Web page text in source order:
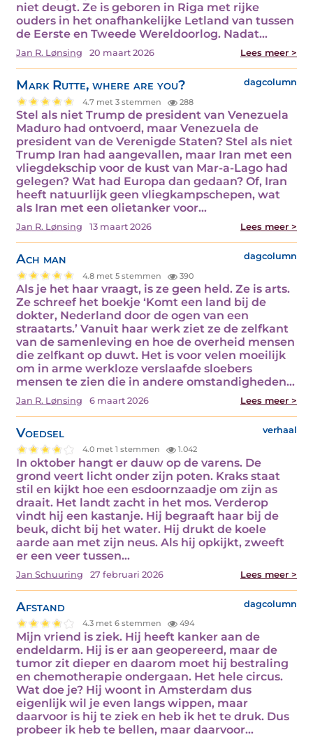
niet deugt. Ze is geboren in Riga met rijke
ouders in het onafhankelijke Letland van tussen
de Eerste en Tweede Wereldoorlog. Nadat…
Jan R. Lønsing 20 maart 2026 Lees meer >
Mark Rutte, where are you? dagcolumn
4.7 met 3 stemmen 288
Stel als niet Trump de president van Venezuela
Maduro had ontvoerd, maar Venezuela de
president van de Verenigde Staten? Stel als niet
Trump Iran had aangevallen, maar Iran met een
vliegdekschip voor de kust van Mar-a-Lago had
gelegen? Wat had Europa dan gedaan? Of, Iran
heeft natuurlijk geen vliegkampschepen, wat
als Iran met een olietanker voor…
Jan R. Lønsing 13 maart 2026 Lees meer >
Ach man dagcolumn
4.8 met 5 stemmen 390
Als je het haar vraagt, is ze geen held. Ze is arts.
Ze schreef het boekje ‘Komt een land bij de
dokter, Nederland door de ogen van een
straatarts.’ Vanuit haar werk ziet ze de zelfkant
van de samenleving en hoe de overheid mensen
die zelfkant op duwt. Het is voor velen moeilijk
om in arme werkloze verslaafde sloebers
mensen te zien die in andere omstandigheden…
Jan R. Lønsing 6 maart 2026 Lees meer >
Voedsel verhaal
4.0 met 1 stemmen 1.042
In oktober hangt er dauw op de varens. De
grond veert licht onder zijn poten. Kraks staat
stil en kijkt hoe een esdoornzaadje om zijn as
draait. Het landt zacht in het mos. Verderop
vindt hij een kastanje. Hij begraaft haar bij de
beuk, dicht bij het water. Hij drukt de koele
aarde aan met zijn neus. Als hij opkijkt, zweeft
er een veer tussen…
Jan Schuuring 27 februari 2026 Lees meer >
Afstand dagcolumn
4.3 met 6 stemmen 494
Mijn vriend is ziek. Hij heeft kanker aan de
endeldarm. Hij is er aan geopereerd, maar de
tumor zit dieper en daarom moet hij bestraling
en chemotherapie ondergaan. Het hele circus.
Wat doe je? Hij woont in Amsterdam dus
eigenlijk wil je even langs wippen, maar
daarvoor is hij te ziek en heb ik het te druk. Dus
probeer ik heb te bellen, maar daarvoor…